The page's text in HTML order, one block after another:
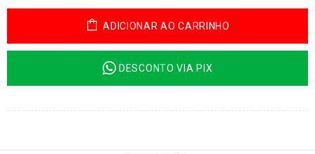
ADICIONAR AO CARRINHO
DESCONTO VIA PIX